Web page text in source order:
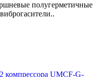
полугерметичные